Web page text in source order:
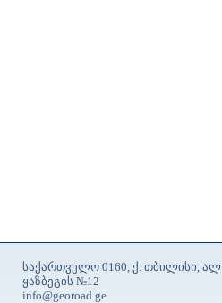
საქართველო 0160, ქ. თბილისი, ალ
ყაზბეგის №12
info@georoad.ge